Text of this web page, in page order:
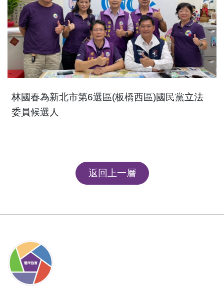
林國春為新北市第6選區(板橋西區)國民黨立法
委員候選人
返回上一層